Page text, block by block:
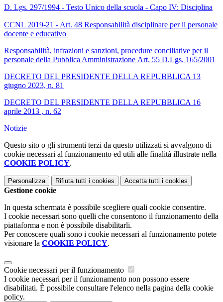
D. Lgs. 297/1994 - Testo Unico della scuola - Capo IV: Disciplina
CCNL 2019-21 - Art. 48 Responsabilità disciplinare per il personale
docente e educativo
Responsabilità, infrazioni e sanzioni, procedure conciliative per il
personale della Pubblica Amministrazione Art. 55 D.Lgs. 165/2001
DECRETO DEL PRESIDENTE DELLA REPUBBLICA 13
giugno 2023, n. 81
DECRETO DEL PRESIDENTE DELLA REPUBBLICA 16
aprile 2013 , n. 62
Notizie
Questo sito o gli strumenti terzi da questo utilizzati si avvalgono di
cookie necessari al funzionamento ed utili alle finalità illustrate nella
COOKIE POLICY.
Personalizza Rifiuta tutti i cookies Accetta tutti i cookies
Gestione cookie
In questa schermata è possibile scegliere quali cookie consentire.
I cookie necessari sono quelli che consentono il funzionamento della
piattaforma e non è possibile disabilitarli.
Per conoscere quali sono i cookie necessari al funzionamento potete
visionare la COOKIE POLICY.
Cookie necessari per il funzionamento
I cookie necessari per il funzionamento non possono essere
disabilitati. È possibile consultare l'elenco nella pagina della cookie
policy.